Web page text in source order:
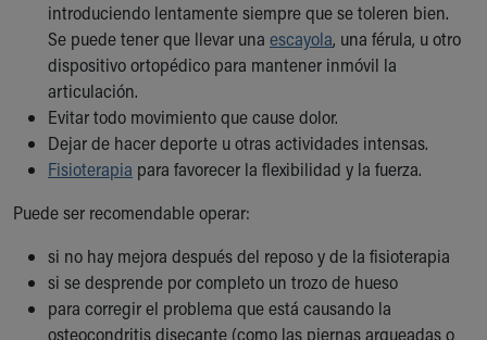
introduciendo lentamente siempre que se toleren bien.
Se puede tener que llevar una escayola, una férula, u otro
dispositivo ortopédico para mantener inmóvil la
articulación.
Evitar todo movimiento que cause dolor.
Dejar de hacer deporte u otras actividades intensas.
Fisioterapia para favorecer la flexibilidad y la fuerza.
Puede ser recomendable operar:
si no hay mejora después del reposo y de la fisioterapia
si se desprende por completo un trozo de hueso
para corregir el problema que está causando la
osteocondritis disecante (como las piernas arqueadas o